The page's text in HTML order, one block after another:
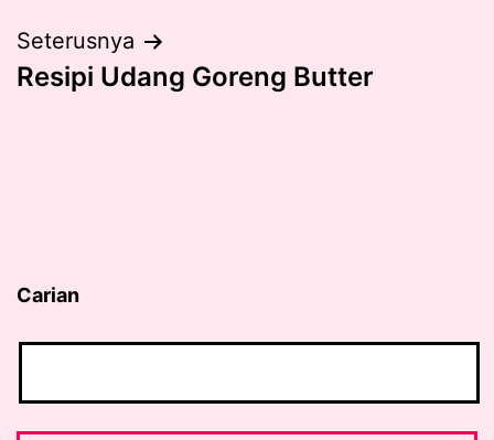
Seterusnya
Resipi Udang Goreng Butter
Carian